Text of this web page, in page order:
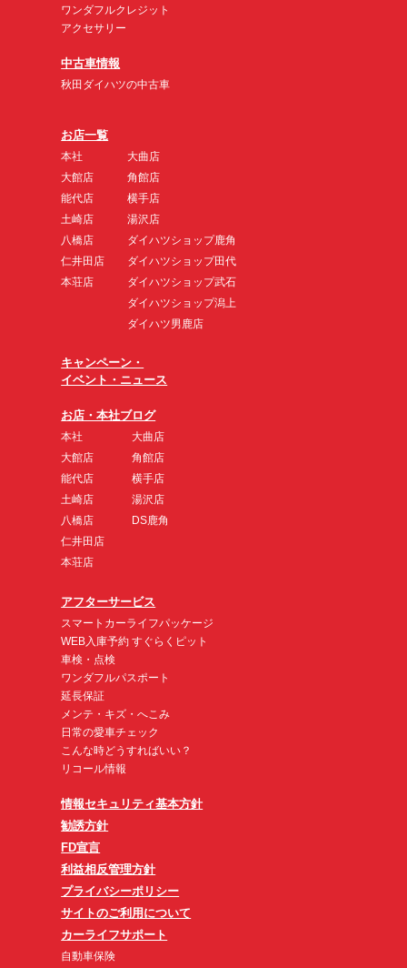
ワンダフルクレジット
アクセサリー
中古車情報
秋田ダイハツの中古車
お店一覧
本社
大館店
能代店
土崎店
八橋店
仁井田店
本荘店
大曲店
角館店
横手店
湯沢店
ダイハツショップ鹿角
ダイハツショップ田代
ダイハツショップ武石
ダイハツショップ潟上
ダイハツ男鹿店
キャンペーン・
イベント・ニュース
お店・本社ブログ
本社
大館店
能代店
土崎店
八橋店
仁井田店
本荘店
大曲店
角館店
横手店
湯沢店
DS鹿角
アフターサービス
スマートカーライフパッケージ
WEB入庫予約 すぐらくピット
車検・点検
ワンダフルパスポート
延長保証
メンテ・キズ・へこみ
日常の愛車チェック
こんな時どうすればいい？
リコール情報
情報セキュリティ基本方針
勧誘方針
FD宣言
利益相反管理方針
プライバシーポリシー
サイトのご利用について
カーライフサポート
自動車保険